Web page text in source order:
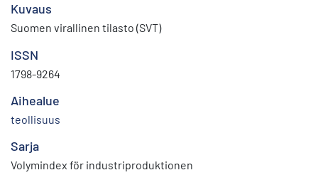
Kuvaus
Suomen virallinen tilasto (SVT)
ISSN
1798-9264
Aihealue
teollisuus
Sarja
Volymindex för industriproduktionen